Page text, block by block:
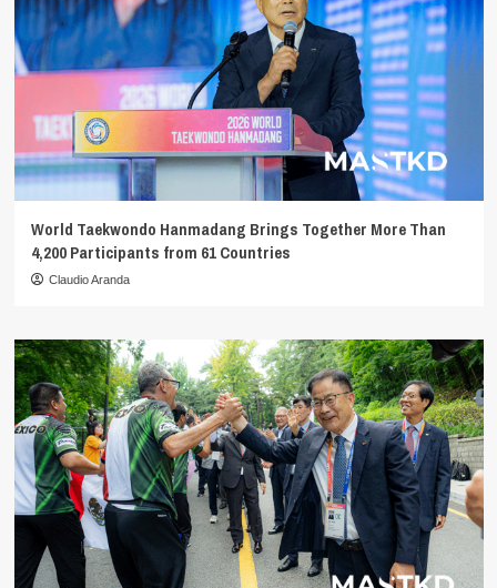
World Taekwondo Hanmadang Brings Together More Than
4,200 Participants from 61 Countries
Claudio Aranda